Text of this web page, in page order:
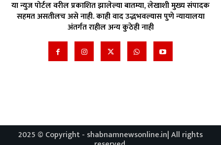
या न्युज पोर्टल वरील प्रकाशित झालेल्या बातम्या, लेखाशी मुख्य संपादक
सहमत असतीलच असे नाही. काही वाद उद्भभवल्यास पुणे न्यायालया
अंतर्गत राहील अन्य कुठेही नाही
2025 © Copyright - shabnamnewsonline.in| All rights